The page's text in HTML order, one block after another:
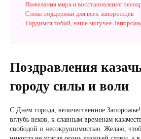
Пожелания мира и восстановления
Слова поддержки для всех запорожцев
Гордимся тобой, наше могучее
Поздравления
городу силы и воли
С Днем города, величественное Запорожье!
вглубь веков, к славным временам
свободой и несокрушимостью. Желаю,